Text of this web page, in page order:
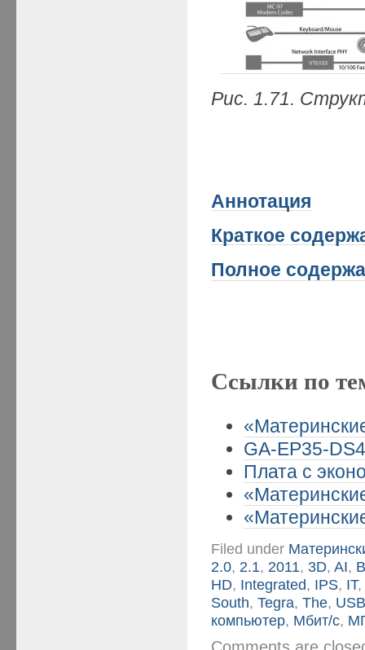
Рис. 1.71.
Аннотация
Краткое
Полное
Ссылки по
GA-EP35-
Плата с
Filed under
2.0, 2.1, 2011, 3D,AI,
HD, Integrated, IPS, IT
South,Tegra,The,
компьютер, Мбит/с,